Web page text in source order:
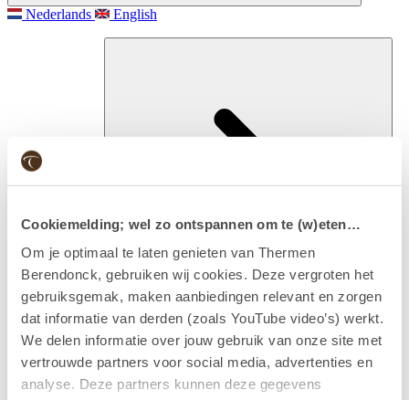
Cookiemelding; wel zo ontspannen om te (w)eten…
Om je optimaal te laten genieten van Thermen
Berendonck, gebruiken wij cookies. Deze vergroten het
gebruiksgemak, maken aanbiedingen relevant en zorgen
dat informatie van derden (zoals YouTube video’s) werkt.
We delen informatie over jouw gebruik van onze site met
vertrouwde partners voor social media, advertenties en
analyse. Deze partners kunnen deze gegevens
Nederlands English
Besuchen
Eintritt & Arrangements